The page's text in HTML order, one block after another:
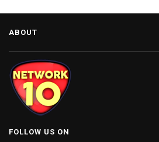
ABOUT
FOLLOW US ON